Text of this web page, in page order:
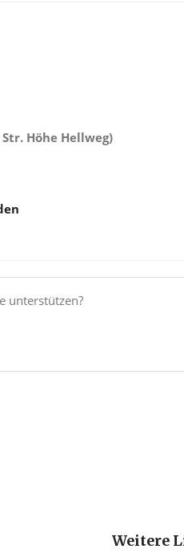
Höhe Hellweg)
unterstützen?
Weitere